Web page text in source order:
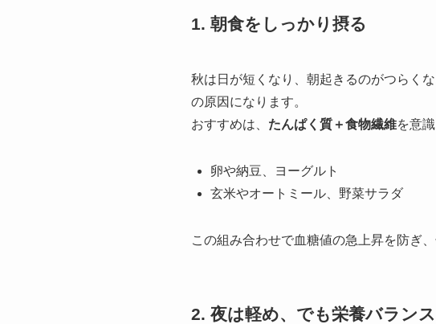
1. 朝食をしっかり摂る
秋は日が短くなり、朝起きるのがつらく
の原因になります。
おすすめは、 たんぱく質＋食物繊維を意
卵や納豆、ヨーグルト
玄米やオートミール、野菜サラダ
この組み合わせで血糖値の急上昇を防ぎ
2. 夜は軽め、でも栄養バラン